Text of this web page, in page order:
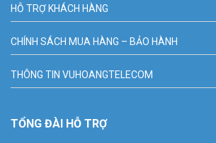
HỖ TRỢ KHÁCH HÀNG
CHÍNH SÁCH MUA HÀNG – BẢO HÀNH
THÔNG TIN VUHOANGTELECOM
TỔNG ĐÀI HỖ TRỢ